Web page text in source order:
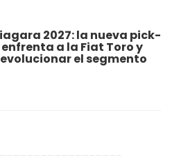
2027: la nueva pick-
a la Fiat Toro y
el segmento